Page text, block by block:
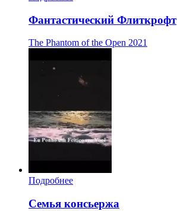
Фантастический Флиткрофт
The Phantom of the Open 2021
Подробнее
Семья консьержа